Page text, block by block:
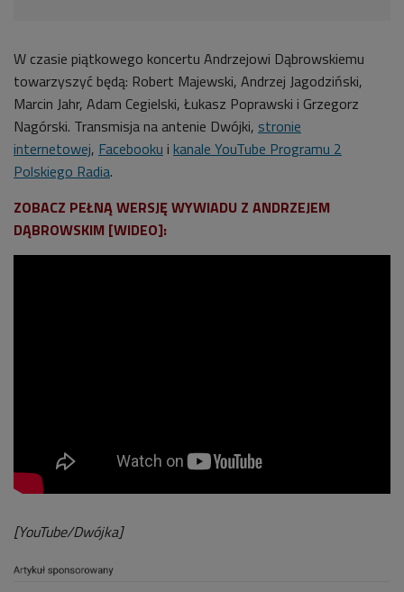
W czasie piątkowego koncertu Andrzejowi Dąbrowskiemu
towarzyszyć będą: Robert Majewski, Andrzej Jagodziński,
Marcin Jahr, Adam Cegielski, Łukasz Poprawski i Grzegorz
Nagórski. Transmisja na antenie Dwójki, stronie
internetowej, Facebooku i kanale YouTube Programu 2
Polskiego Radia.
ZOBACZ PEŁNĄ WERSJĘ WYWIADU Z ANDRZEJEM
DĄBROWSKIM [WIDEO]:
[YouTube/Dwójka]